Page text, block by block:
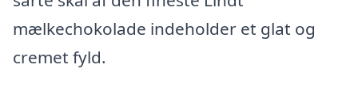
mælkechokolade indeholder et glat og
cremet fyld.